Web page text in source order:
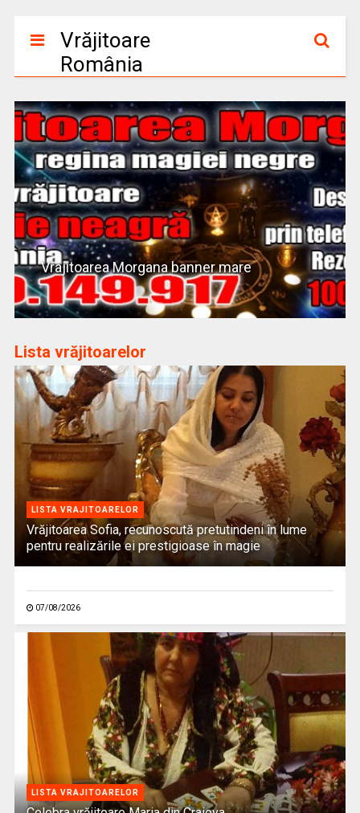
Vrăjitoare
România
Vrajitoarea Morgana banner mare
Lista vrăjitoarelor
LISTA VRAJITOARELOR
Vrăjitoarea Sofia, recunoscută pretutindeni în lume
pentru realizările ei prestigioase în magie
07/08/2026
LISTA VRAJITOARELOR